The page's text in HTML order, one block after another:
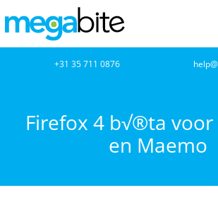
naar
inhoud
+31 35 711 0876
Firefox 4 b√®ta
en Maemo